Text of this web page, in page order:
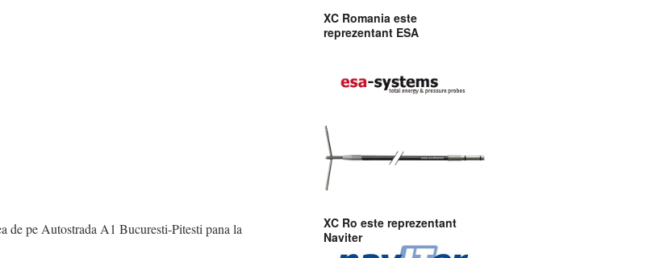
de pe Autostrada A1 Bucuresti-Pitesti pana la
XC Romania este
reprezentant ESA
XC Ro este reprezentant
Naviter